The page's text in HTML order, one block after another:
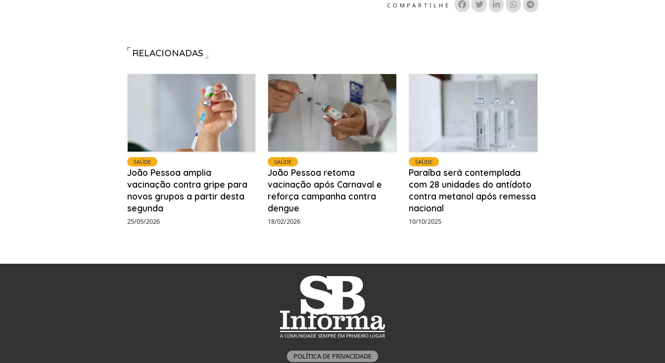
COMPARTILHE
RELACIONADAS
SAÚDE
João Pessoa amplia
vacinação contra gripe para
novos grupos a partir desta
segunda
25/05/2026
SAÚDE
João Pessoa retoma
vacinação após Carnaval e
reforça campanha contra
dengue
18/02/2026
SAÚDE
Paraíba será contemplada
com 28 unidades do antídoto
contra metanol após remessa
nacional
10/10/2025
POLÍTICA DE PRIVACIDADE